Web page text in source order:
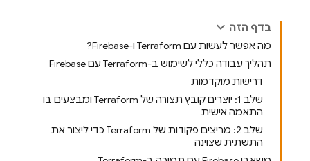
בדף הזה
מה אפשר לעשות עם Terraform ו-Firebase?
תהליך עבודה כללי לשימוש ב-Terraform עם Firebase
דרישות מוקדמות
שלב 1: יוצרים קובץ תצורה של Terraform ומבצעים בו
התאמה אישית
שלב 2: מריצים פקודות של Terraform כדי ליצור את
התשתית שצוינה